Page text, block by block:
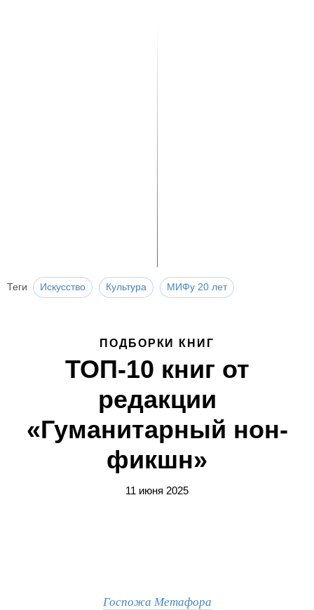
Теги Искусство Культура МИФу 20 лет
ПОДБОРКИ КНИГ
ТОП-10 книг от
редакции
«Гуманитарный нон-
фикшн»
11 июня 2025
Госпожа Метафора